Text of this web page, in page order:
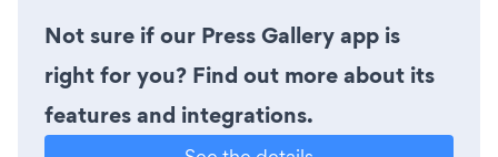
Not sure if our Press Gallery app is
right for you? Find out more about its
features and integrations.